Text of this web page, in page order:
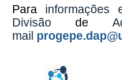
Para informações
Divisão de
mail